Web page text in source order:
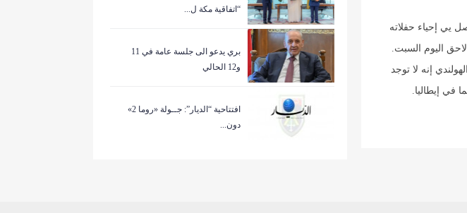
يي إحياء حفلاته
اليوم السبت.
⁠إنه ​لا توجد
​في إيطاليا.
“اتفاقية مكة ل...
بري يدعو الى جلسة عامة في 11
و12 الحالي
افتتاحية “الديار”: جــولة «روما 2»
دون...